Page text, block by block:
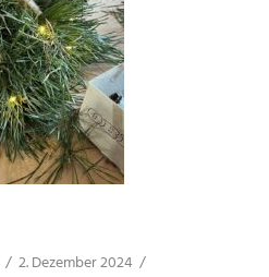
/ 2. Dezember 2024 /